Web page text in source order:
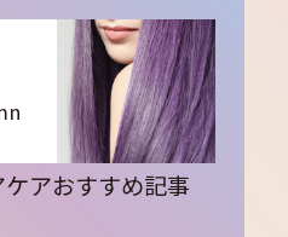
アおすすめ記事